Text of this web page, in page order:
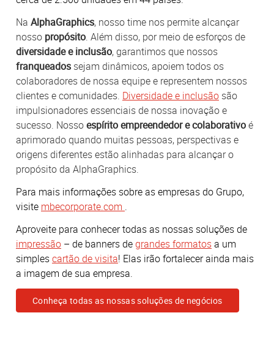
Na AlphaGraphics, nosso time nos permite alcançar
nosso propósito. Além disso, por meio de esforços de
diversidade e inclusão, garantimos que nossos
franqueados sejam dinâmicos, apoiem todos os
colaboradores de nossa equipe e representem nossos
clientes e comunidades. Diversidade e inclusão são
impulsionadores essenciais de nossa inovação e
sucesso. Nossoespírito empreendedor e colaborativoé
aprimorado quando muitas pessoas, perspectivas e
origens diferentes estão alinhadas para alcançar o
propósito da AlphaGraphics.
Para mais informações sobre as empresas do Grupo,
visite mbecorporate.com .
Aproveite para conhecer todas as nossas soluções de
impressão – de banners degrandes formatosa um
simplescartão de visita! Elas irão fortalecer ainda mais
a imagem de sua empresa.
Conheça todas as nossas soluções de negócios